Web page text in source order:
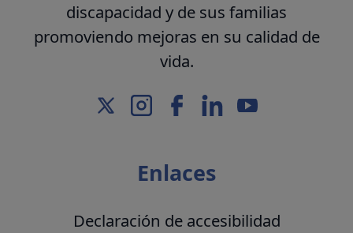
discapacidad y de sus familias
promoviendo mejoras en su calidad de
vida.
Enlaces
Declaración de accesibilidad